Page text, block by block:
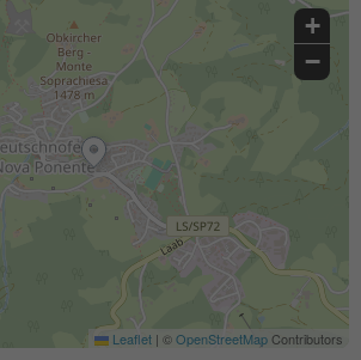
+
−
Leaflet | ©OpenStreetMapContributors